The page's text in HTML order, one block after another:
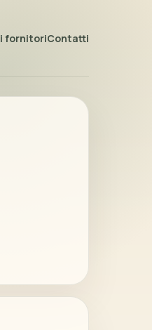
i fornitoriContatti